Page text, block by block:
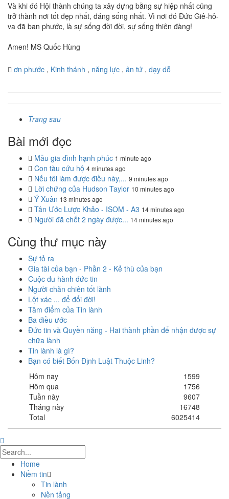
Và khi đó Hội thành chúng ta xây dựng bằng sự hiệp nhất cũng
trở thành nơi tốt đẹp nhất, đáng sống nhất. Vì nơi đó Đức Giê-hô-
va đã ban phước, là sự sống đời đời, sự sống thiên đàng!
Amen! MS Quốc Hùng
ơn phước , Kinh thánh , năng lực , ân tứ , dạy dỗ
Trang sau
Bài mới đọc
Mẫu gia đình hạnh phúc 1 minute ago
Con tàu cứu hộ 4 minutes ago
Nếu tôi làm được điều này,... 9 minutes ago
Lời chứng của Hudson Taylor 10 minutes ago
Ý Xuân 13 minutes ago
Tân Ước Lược Khảo - ISOM - A3 14 minutes ago
Người đã chết 2 ngày được... 14 minutes ago
Cùng thư mục này
Sự tỏ ra
Gia tài của bạn - Phần 2 - Kẻ thù của bạn
Cuộc du hành đức tin
Người chăn chiên tốt lành
Lột xác ... để đổi đời!
Tâm điểm của Tin lành
Ba điều ước
Đức tin và Quyền năng - Hai thành phần để nhận được sự
chữa lành
Tin lành là gì?
Bạn có biết Bốn Định Luật Thuộc Linh?
Hôm nay
1599
Hôm qua
1756
Tuần này
9607
Tháng này
16748
Total
6025414
Home
Niềm tin
Tin lành
Nền tảng